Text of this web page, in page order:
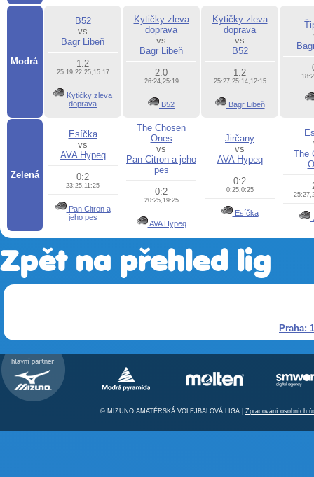
Modrá
B52
vs
Bagr Libeň
1:2
25:19,22:25,15:17
Kytičky zleva
doprava
Kytičky zleva
doprava
vs
Bagr Libeň
2:0
26:24,25:19
B52
Kytičky zleva
doprava
vs
B52
1:2
25:27,25:14,12:15
Bagr Libeň
Zelená
Esíčka
vs
AVA Hypeq
0:2
23:25,11:25
Pan Citron a
jeho pes
The Chosen
Ones
vs
Pan Citron a jeho
pes
0:2
20:25,19:25
AVA Hypeq
Jirčany
vs
AVA Hypeq
0:2
0:25,0:25
Esíčka
The
Zpět na přehled lig
Praha:
© MIZUNO AMATÉRSKÁ VOLEJBALOVÁ LIGA | Zpracování osobních